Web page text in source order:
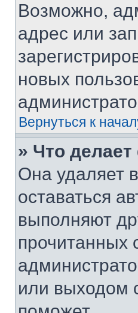
Возможно,
адрес или
новых
Вернуться к
» Что
Она удаляет
оставаться
выполняют
прочитанных
или выходом